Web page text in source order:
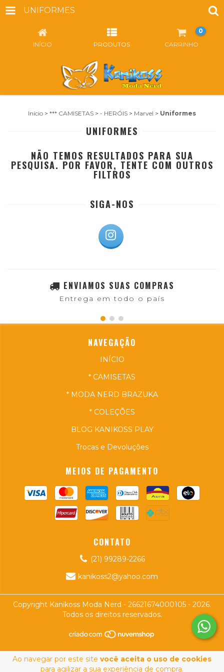
UNIFORMES
INÍCIO PRODUTOS CARRINHO
0
Ao navegar por este site você aceita o uso de cookies
para agilizar a sua experiência de compra.
Início > *** CAMISETAS > - HERÓIS > Marvel > Uniformes
UNIFORMES
NÃO TEMOS RESULTADOS PARA SUA
PESQUISA. POR FAVOR, TENTE COM OUTROS
FILTROS
SIGA-NOS
ENVIAMOS SUAS COMPRAS
Entrega em todo o país
NAVEGAÇÃO
INÍCIO
* CAMISETAS
* MODA NERD BRAZUKA
* COLEÇÕES
BLOG KANIKOSS PLAY
Trocas e Devoluções
MEIOS DE PAGAMENTO
CONTATO
(21) 99289-2266
kanikoss2@yahoo.com
Copyright Kanikoss Moda Nerd - 26621674000105 - 2026.
Todos os direitos reservados.